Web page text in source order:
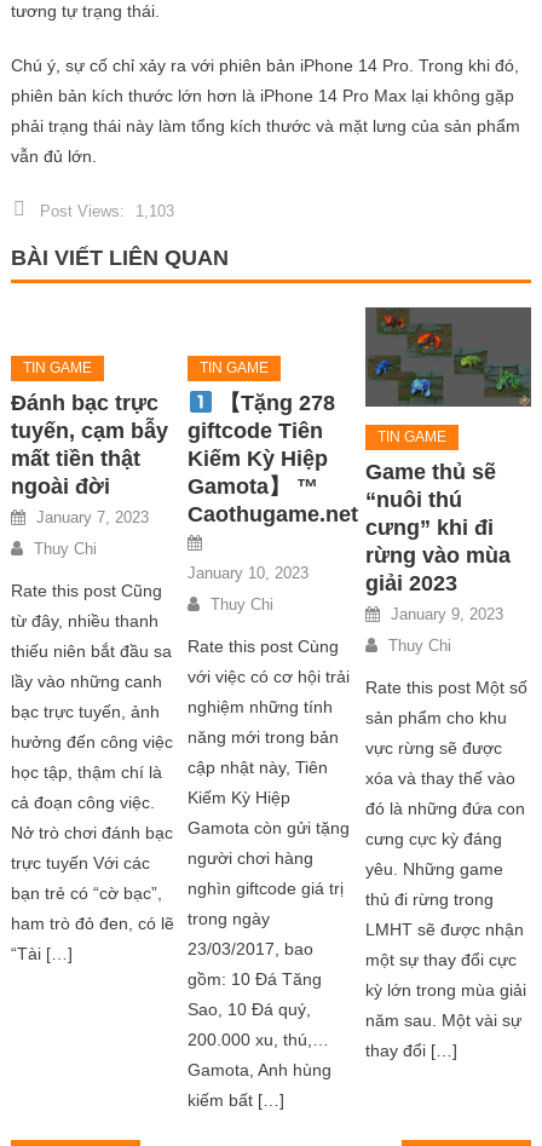
tương tự trạng thái.
Chú ý, sự cố chỉ xảy ra với phiên bản iPhone 14 Pro. Trong khi đó,
phiên bản kích thước lớn hơn là iPhone 14 Pro Max lại không gặp
phải trạng thái này làm tổng kích thước và mặt lưng của sản phẩm
vẫn đủ lớn.
Post Views: 1,103
BÀI VIẾT LIÊN QUAN
TIN GAME
Đánh bạc trực
tuyến, cạm bẫy
mất tiền thật
ngoài đời
January 7, 2023
Thuy Chi
Rate this post Cũng
từ đây, nhiều thanh
thiếu niên bắt đầu sa
lầy vào những canh
bạc trực tuyến, ảnh
hưởng đến công việc
học tập, thậm chí là
cả đoạn công việc.
Nở trò chơi đánh bạc
trực tuyến Với các
bạn trẻ có “cờ bạc”,
ham trò đỏ đen, có lẽ
“Tài […]
TIN GAME
【Tặng 278
giftcode Tiên
Kiếm Kỳ Hiệp
Gamota】 ™
Caothugame.net
January 10, 2023
Thuy Chi
Rate this post Cùng
với việc có cơ hội trải
nghiệm những tính
năng mới trong bản
cập nhật này, Tiên
Kiếm Kỳ Hiệp
Gamota còn gửi tặng
người chơi hàng
nghìn giftcode giá trị
trong ngày
23/03/2017, bao
gồm: 10 Đá Tăng
Sao, 10 Đá quý,
200.000 xu, thú,…
Gamota, Anh hùng
kiếm bất […]
TIN GAME
Game thủ sẽ
“nuôi thú
cưng” khi đi
rừng vào mùa
giải 2023
January 9, 2023
Thuy Chi
Rate this post Một số
sản phẩm cho khu
vực rừng sẽ được
xóa và thay thế vào
đó là những đứa con
cưng cực kỳ đáng
yêu. Những game
thủ đi rừng trong
LMHT sẽ được nhận
một sự thay đổi cực
kỳ lớn trong mùa giải
năm sau. Một vài sự
thay đổi […]